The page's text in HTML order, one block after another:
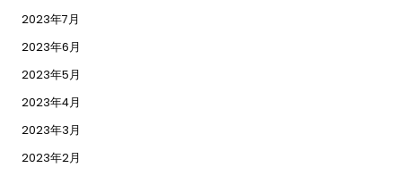
2023年7月
2023年6月
2023年5月
2023年4月
2023年3月
2023年2月